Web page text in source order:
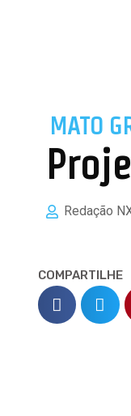
MATO
Redação
COMPARTILHE